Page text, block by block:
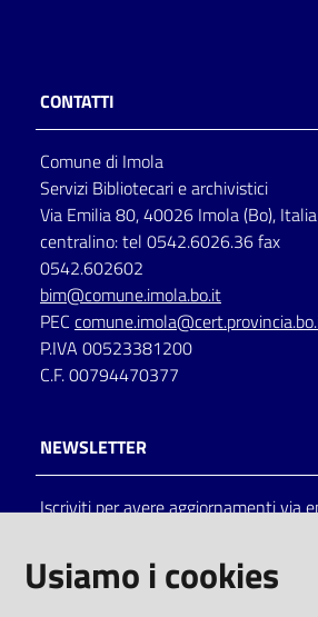
per
lettura
Seguici
su
Catalogo
on line
CONTATTI
Comune di Imola
Servizi Bibliotecari e archivistici
Via Emilia 80, 40026 Imola (Bo), Italia
centralino: tel 0542.6026.36 fax
0542.602602
bim@comune.imola.bo.it
PEC
P.IVA 00523381200
C.F. 00794470377
NEWSLETTER
Iscriviti per avere aggiornamenti via
Usiamo i cookies